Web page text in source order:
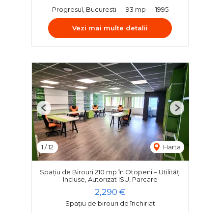
Progresul, Bucuresti 93 mp 1995
Vezi mai multe detalii
1 /12 Harta
Previous Next
Spațiu de Birouri 210 mp în Otopeni – Utilități
Incluse, Autorizat ISU, Parcare
2,290 €
Spațiu de birouri de închiriat